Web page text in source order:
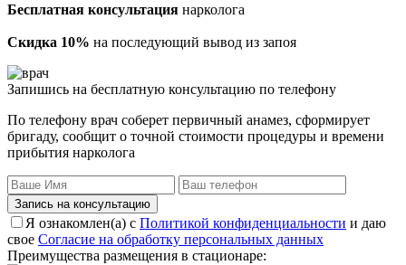
Бесплатная консультация нарколога
Скидка 10% на последующий вывод из запоя
Запишись на бесплатную консультацию по телефону
По телефону врач соберет первичный анамез, сформирует
бригаду, сообщит о точной стоимости процедуры и времени
прибытия нарколога
Запись на консультацию
Я ознакомлен(а) с Политикой конфиденциальности и даю
свое Согласие на обработку персональных данных
Преимущества размещения в стационаре: